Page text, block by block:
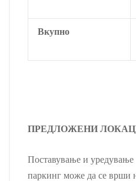
Вкупно
ПРЕДЛОЖЕНИ
Поставување и уредување
паркинг може да се врши